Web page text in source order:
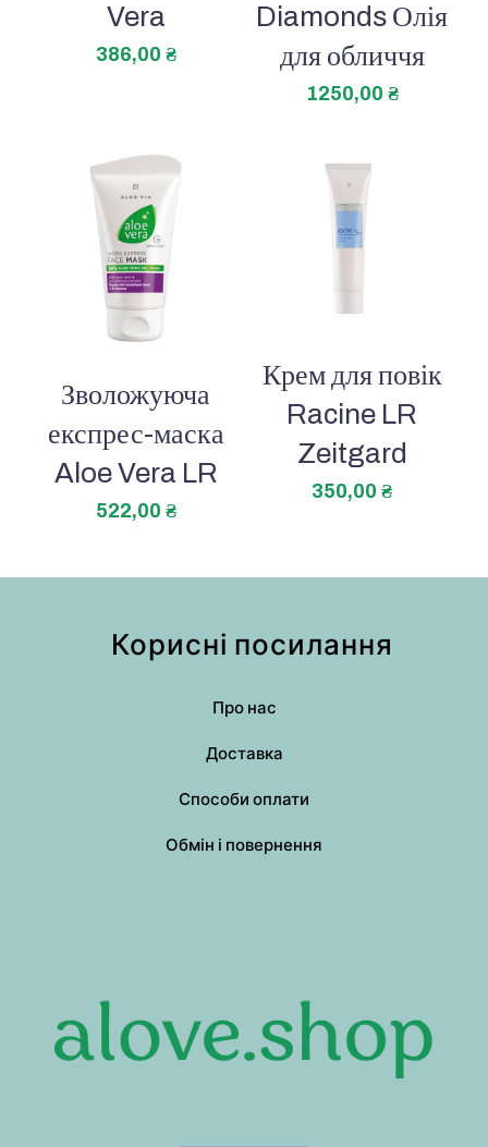
Vera
386,00 ₴
Diamonds Олія
для обличчя
1250,00 ₴
Зволожуюча
експрес-маска
Aloe Vera LR
522,00 ₴
Крем для повік
Racine LR
Zeitgard
350,00₴
Корисні посилання
Про нас
Доставка
Способи оплати
Обмін і повернення